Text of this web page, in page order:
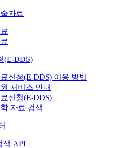
자료
(E-DDS)
신청(E-DDS) 이용 방법
서비스 안내
신청(E-DDS)
자료 검색
색 API